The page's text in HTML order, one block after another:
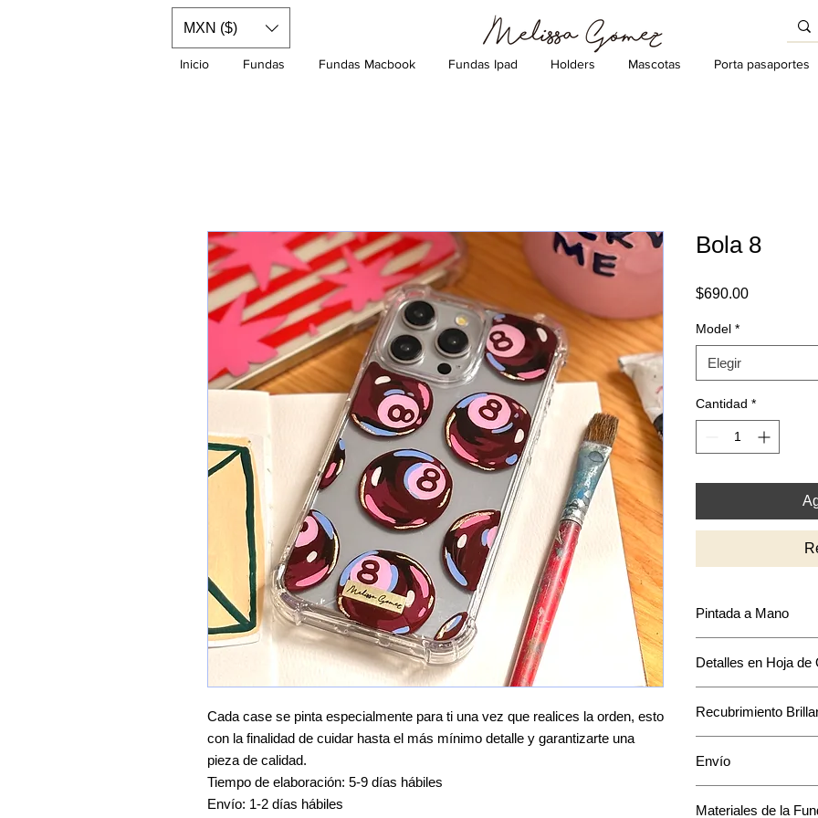
Inicio Fundas Fundas Macbook Fundas Ipad Holders Mascotas Porta pasaportes
MXN ($)
Cada case se pinta especialmente para ti una vez que realices la orden, esto
con la finalidad de cuidar hasta el más mínimo detalle y garantizarte una
pieza de calidad.
Tiempo de elaboración: 5-9 días hábiles
Envío: 1-2 días hábiles
Bola 8
$690.00Precio
Model *
Elegir
Cantidad *
Pintada a Mano
intensidad y
mantendrá en base
Detalles en Hoja de
acentos en hoja de
único a tu funda.
Recubrimiento
pintura.
Envío
*Te confirmaremos
Materiales de la